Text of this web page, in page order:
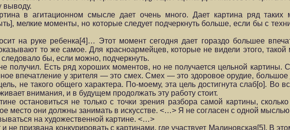
выводу.
в агитационном смысле дает очень много. Дает картина ряд
мелкие моменты, но которые следует подчеркнуть больше, если бы с
на руке ребенка[4]… Этот момент сегодня дает гораздо большее
то же самое. Для красноармейцев, которые не видели этого, такой
бы, если можно, подчеркнуть.
получил. Есть ряд хороших моментов, но не получается цельной картины.
впечатление у зрителя — это смех. Смех — это здоровое орудие,
не такого общего характера. По-моему, эта цель достигнута слаб[о]. Во
внимания, и в будущем продолжать эту работу стоит.
остановиться не только с точки зрения разбора самой картины,
место они должны занимать в искусстве. <…> Я не согласен с одной
на художественной картине. <…>
призвана конкурировать с картинами, где участвует Малиновская[5]. В